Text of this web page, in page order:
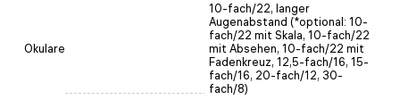
Okulare
10-fach/22, langer
Augenabstand (*optional: 10-
fach/22 mit Skala, 10-fach/22
mit Absehen, 10-fach/22 mit
Fadenkreuz, 12,5-fach/16, 15-
fach/16, 20-fach/12, 30-
fach/8)